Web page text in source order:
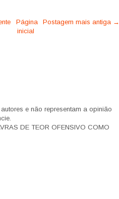
Postagem mais antiga →
Página
inicial
e não representam a opinião
DE TEOR OFENSIVO COMO